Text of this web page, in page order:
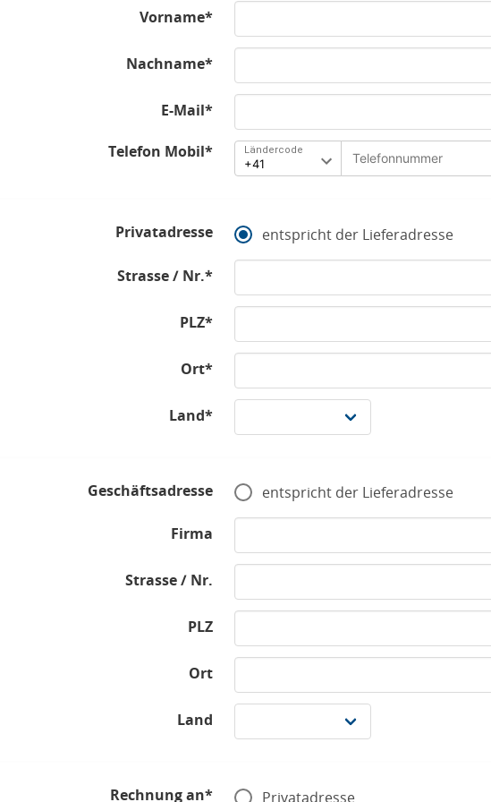
Vorname*
Nachname*
E-Mail*
Telefon Mobil* Ländercode
Privatadresse entspricht der Lieferadresse
Strasse / Nr.*
PLZ*
Ort*
Land*
Geschäftsadresse entspricht der Lieferadresse
Firma
Strasse / Nr.
PLZ
Ort
Land
Rechnung an*
Privatadresse